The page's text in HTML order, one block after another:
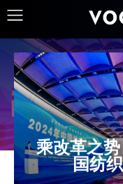
乘改革之
国纺